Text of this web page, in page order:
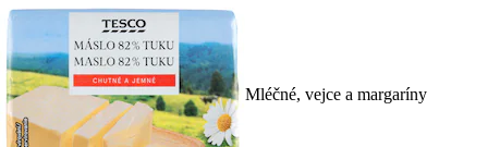
Mléčné, vejce a margaríny